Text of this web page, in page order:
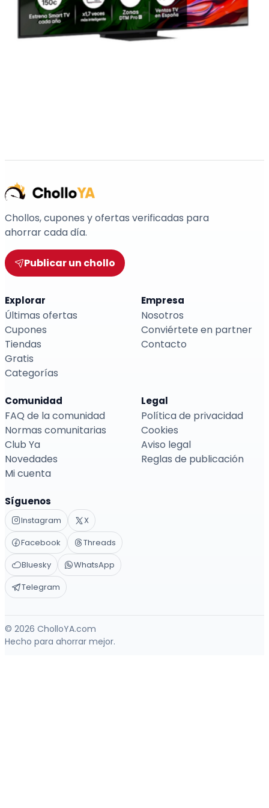
Chollos, cupones y ofertas verificadas para
ahorrar cada día.
Publicar un chollo
Explorar
Últimas ofertas
Cupones
Tiendas
Gratis
Categorías
Empresa
Nosotros
Conviértete en partner
Contacto
Comunidad
FAQ de la comunidad
Normas comunitarias
Club Ya
Novedades
Mi cuenta
Legal
Política de privacidad
Cookies
Aviso legal
Reglas de publicación
Síguenos
Instagram
X
Facebook
Threads
Bluesky
WhatsApp
Telegram
© 2026 CholloYA.com
Hecho para ahorrar mejor.